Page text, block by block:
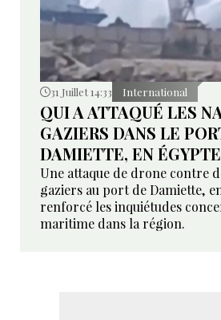
31 Juillet 14:33 International
QUI A ATTAQUÉ LES
GAZIERS DANS LE
DAMIETTE, EN
Une attaque de drone contre
gaziers au port de Damiette,
renforcé les inquiétudes
maritime dans la région.